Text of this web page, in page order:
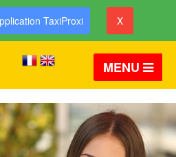
TaxiProxi X
MENU